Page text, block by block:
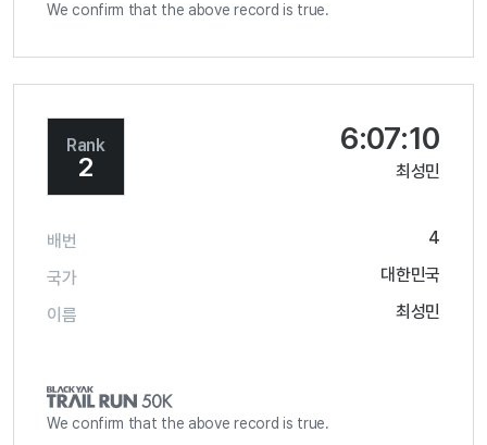
We confirm that the above record is true.
Rank
2
6:07:10
최성민
배번
4
국가
대한민국
이름
최성민
We confirm that the above record is true.